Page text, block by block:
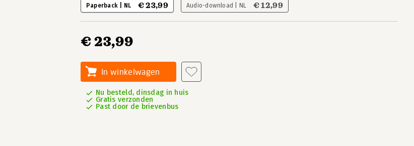
Paperback | NL € 23,99 Audio-download | NL € 12,99
€ 23,99
In winkelwagen
Nu besteld, dinsdag in huis
Gratis verzonden
Past door de brievenbus